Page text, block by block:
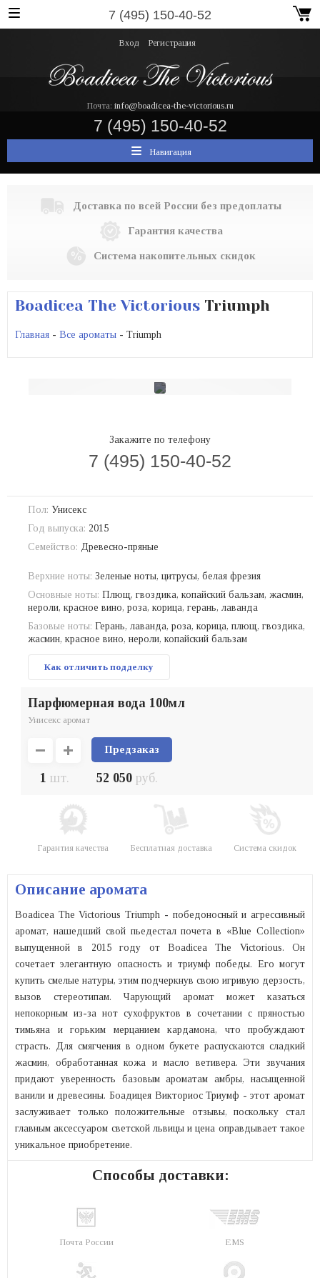
7 (495) 150-40-52
Вход Регистрация
Почта: info@boadicea-the-victorious.ru
7 (495) 150-40-52
Навигация
Доставка по всей России без предоплаты
Гарантия качества
Система накопительных скидок
Boadicea The Victorious Triumph
Главная - Все ароматы - Triumph
Закажите по телефону
7 (495) 150-40-52
Как отличить подделку
Пол: Унисекс
Год выпуска: 2015
Семейство: Древесно-пряные
Верхние ноты: Зеленые ноты, цитрусы, белая фрезия
Основные ноты: Плющ, гвоздика, копайский бальзам, жасмин,
нероли, красное вино, роза, корица, герань, лаванда
Базовые ноты: Герань, лаванда, роза, корица, плющ, гвоздика,
жасмин, красное вино, нероли, копайский бальзам
парфюмерная вода 100мл
Унисекс аромат
1 шт.
Предзаказ
52 050 руб.
Гарантия качества Бесплатная доставка Система скидок
Описание аромата
Boadicea The Victorious Triumph - победоносный и агрессивный
аромат, нашедший свой пьедестал почета в «Blue Collection»
выпущенной в 2015 году от Boadicea The Victorious. Он
сочетает элегантную опасность и триумф победы. Его могут
купить смелые натуры, этим подчеркнув свою игривую дерзость,
вызов стереотипам. Чарующий аромат может казаться
непокорным из-за нот сухофруктов в сочетании с пряностью
тимьяна и горьким мерцанием кардамона, что пробуждают
страсть. Для смягчения в одном букете распускаются сладкий
жасмин, обработанная кожа и масло ветивера. Эти звучания
придают уверенность базовым ароматам амбры, насыщенной
ванили и древесины. Боадицея Викториос Триумф - этот аромат
заслуживает только положительные отзывы, поскольку стал
главным аксессуаром светской львицы и цена оправдывает такое
уникальное приобретение.
Способы доставки:
Почта России EMS